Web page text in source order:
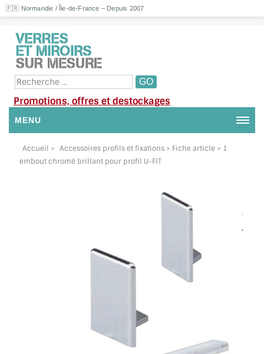
🇫🇷 Normandie / Île-de-France – Depuis 2007
Promotions, offres et destockages
MENU
NOUS CONTACTER
SUIVI DE COMMANDE
INSPIRATIONS ET NOUVEAUTÉS
Accueil > Accessoires profils et fixations > Fiche article > 1
embout chromé brillant pour profil U-FIT